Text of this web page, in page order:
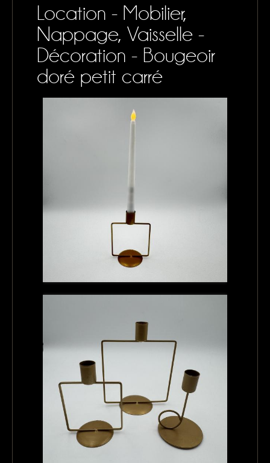
SONORISATION, VAISSELLE ET NAPPAGE
NOS RÉALISATIONS
CONTACTS
MON PANIER
Location - Mobilier,
Nappage, Vaisselle -
Décoration - Bougeoir
doré petit carré